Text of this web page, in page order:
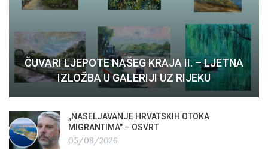
ČUVARI LJEPOTE NAŠEG KRAJA II. – LJETNA
IZLOŽBA U GALERIJI UZ RIJEKU
„NASELJAVANJE HRVATSKIH OTOKA
MIGRANTIMA″ – OSVRT
05/08/2026